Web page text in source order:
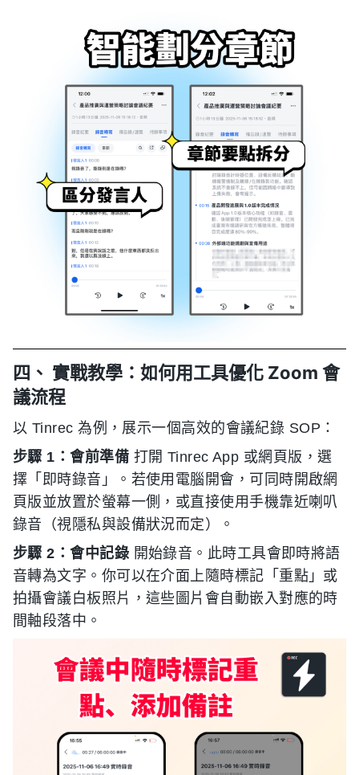
四、 實戰教學：如何用工具優化 Zoom 會
議流程
以 Tinrec 為例，展示一個高效的會議紀錄 SOP：
步驟 1：會前準備 打開 Tinrec App 或網頁版，選
擇「即時錄音」。若使用電腦開會，可同時開啟網
頁版並放置於螢幕一側，或直接使用手機靠近喇叭
錄音（視隱私與設備狀況而定）。
步驟 2：會中記錄 開始錄音。此時工具會即時將語
音轉為文字。你可以在介面上隨時標記「重點」或
拍攝會議白板照片，這些圖片會自動嵌入對應的時
間軸段落中。